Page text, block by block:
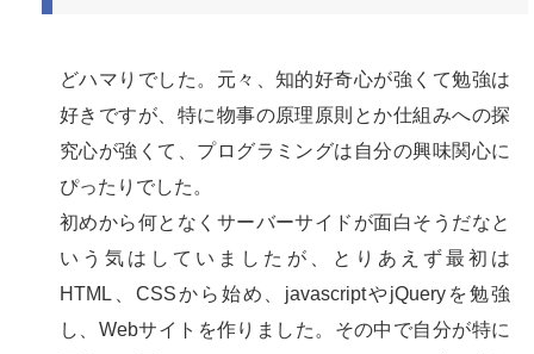
どハマりでした。元々、知的好奇心が強くて勉強は
好きですが、特に物事の原理原則とか仕組みへの探
究心が強くて、プログラミングは自分の興味関心に
ぴったりでした。
初めから何となくサーバーサイドが面白そうだなと
いう気はしていましたが、とりあえず最初は
HTML、CSSから始め、javascriptやjQueryを勉強
し、Webサイトを作りました。その中で自分が特に